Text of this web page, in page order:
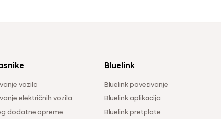
vozila
električnih vozila
dodatne opreme
Bluelink
Bluelink povezivanje
Bluelink aplikacija
Bluelink pretplate